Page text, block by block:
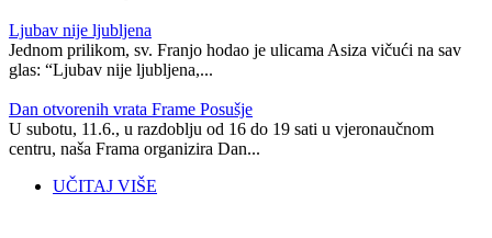
Ljubav nije ljubljena
Jednom prilikom, sv. Franjo hodao je ulicama Asiza vičući na sav
glas: “Ljubav nije ljubljena,...
Dan otvorenih vrata Frame Posušje
U subotu, 11.6., u razdoblju od 16 do 19 sati u vjeronaučnom
centru, naša Frama organizira Dan...
UČITAJ VIŠE